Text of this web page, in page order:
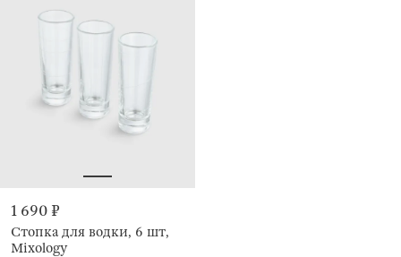
1 690 ₽
Стопка для водки, 6 шт,
Mixology